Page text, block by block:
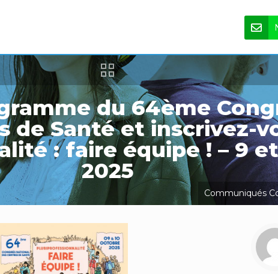
du 64ème
de Santé et inscrivez-
: faire équipe ! – 9
2025
Communiqués